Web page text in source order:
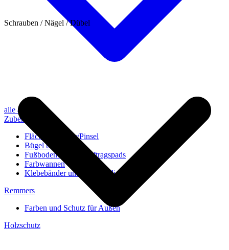
alle anzeigen
Zubehör
Flächenstreicher/Pinsel
Bügel und Rollen
Fußbodenbürsten/Auftragspads
Farbwannen
Klebebänder und Abdeckvlies
Remmers
Farben und Schutz für Außen
Holzschutz
Schrauben / Nägel / Dübel